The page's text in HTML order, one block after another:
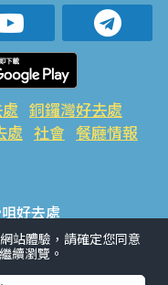
銅鑼灣好去處
處 社會 餐廳情報
好去處
旺角好去處 社會
站體驗，請確定您同意
續瀏覽。